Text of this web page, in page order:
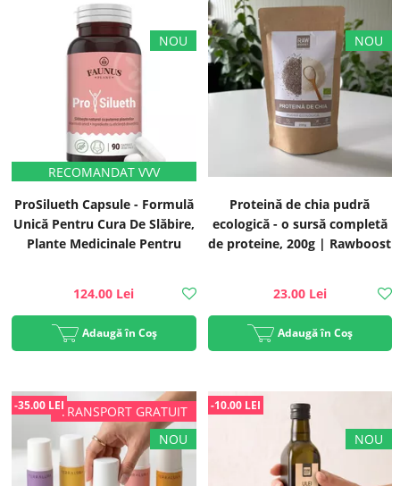
ProSilueth Capsule - Formulă
Unică Pentru Cura De Slăbire,
Plante Medicinale Pentru
Reducerea Apetitului, 90
capsule | Faunus Plant
124.00 Lei
Adaugă în Coș
Proteină de chia pudră
ecologică - o sursă completă
de proteine, 200g | Rawboost
23.00 Lei
Adaugă în Coș
-35.00 LEI -10.00 LEI